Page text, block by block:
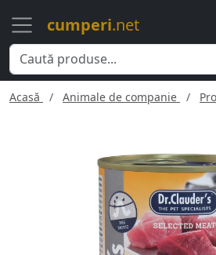
cumperi.net
Acasă Animale de companie